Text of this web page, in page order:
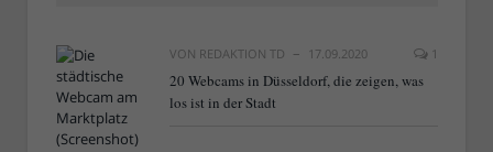
VON REDAKTION TD 17.09.2020 1
20 Webcams in Düsseldorf, die zeigen, was
los ist in der Stadt